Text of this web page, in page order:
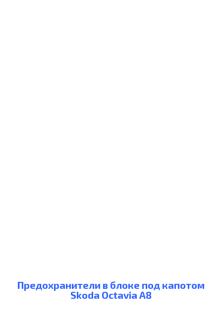
Предохранители в блоке под капотом
Skoda Octavia A8